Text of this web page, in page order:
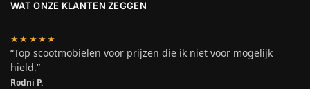
WAT ONZE KLANTEN ZEGGEN
★★★★★
“Top scootmobielen voor prijzen die ik niet voor mogelijk
hield.”
Rodni P.